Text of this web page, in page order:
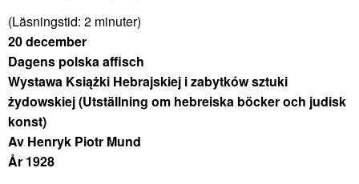
(Läsningstid: 2 minuter)
20 december
Dagens polska affisch
Wystawa Książki Hebrajskiej i zabytków sztuki
żydowskiej (Utställning om hebreiska böcker och judisk
konst)
Av Henryk Piotr Mund
År 1928